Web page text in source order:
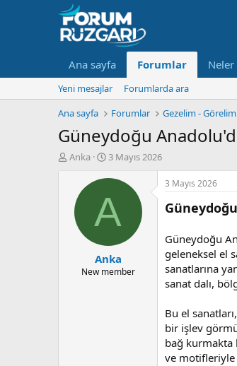
Ana sayfa Forumlar Neler
Yeni mesajlar
Forumlarda ara
Ana sayfa
Forumlar Gezelim - Görelim
Güneydoğu
K
Anka
B
ş
a
n
ı
ç
t
3 Mayıs 2026
A
Anka
New member
3 Mayıs 2026
Güneydoğu
geleneksel el
sanatlarına
sanat dalı,
Bu el
bir işlev
bağ kurmakta
ve motifleriyle